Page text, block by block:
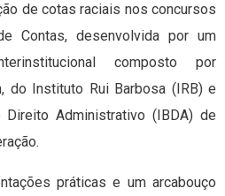
de cotas raciais nos concursos
Contas, desenvolvida por um
composto por
do Instituto Rui Barbosa (IRB) e
Administrativo (IBDA) de
práticas e um arcabouço